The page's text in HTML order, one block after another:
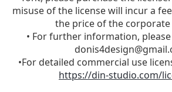
misuse of the license will incur a
the price of the corporate
• For further information,
•For detailed commercial use
https://din-studio.com/